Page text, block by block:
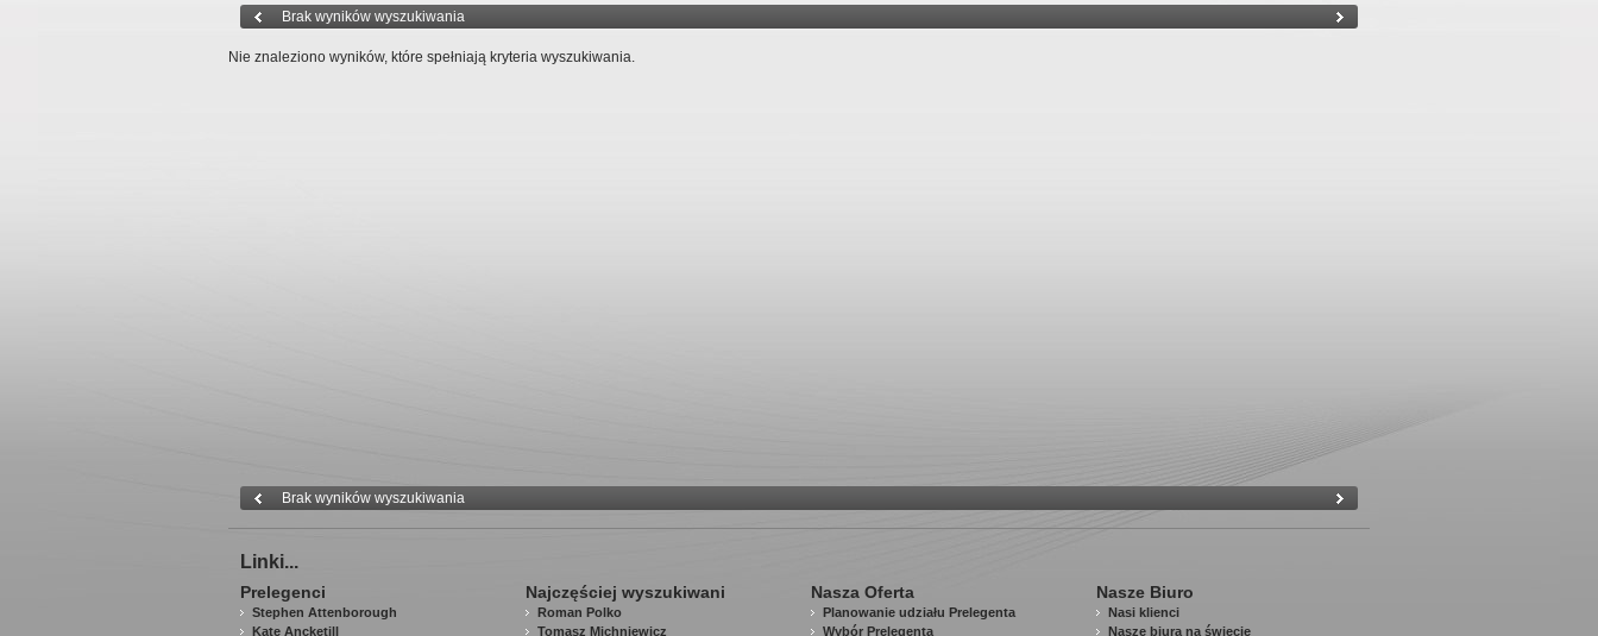
Brak wyników wyszukiwania
Nie znaleziono wyników, które spełniają kryteria wyszukiwania.
Brak wyników wyszukiwania
Linki...
Prelegenci
Stephen Attenborough
Kate Ancketill
Najczęściej wyszukiwani
Roman Polko
Tomasz Michniewicz
Nasza Oferta
Planowanie udziału Prelegenta
Wybór Prelegenta
Nasze Biuro
Nasi klienci
Nasze biura na świecie